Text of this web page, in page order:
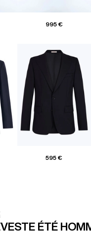
995 €
595 €
VESTE ÉTÉ